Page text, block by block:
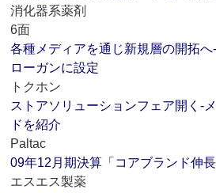
消化器系薬剤
6面
各種メディアを通じ新規層の開拓へ
ローガンに設定
トクホン
ストアソリューションフェア開く‐
ドを紹介
Paltac
09年12月期決算「コアブランド伸
エスエス製薬